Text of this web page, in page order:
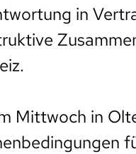
in
Mittwoch in